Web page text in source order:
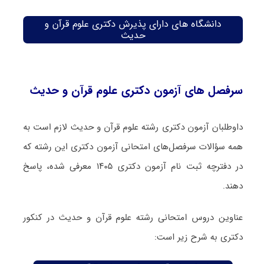
دانشگاه های دارای پذیرش دکتری علوم قرآن و
حدیث
سرفصل های آزمون دکتری علوم قرآن و حدیث
داوطلبان آزمون دکتری رشته علوم قرآن و حدیث لازم است به
همه سؤالات سرفصل‌های امتحانی آزمون دکتری این رشته که
در دفترچه‌ ثبت نام آزمون دکتری ۱۴۰۵ معرفی شده، پاسخ
دهند.
عناوین دروس امتحانی رشته علوم قرآن و حدیث در کنکور
دکتری به شرح زیر است: